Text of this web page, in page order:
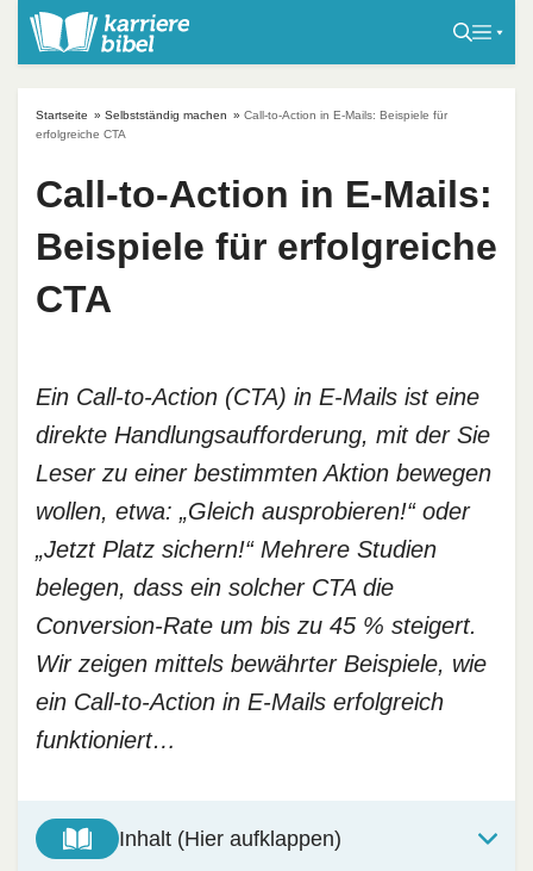
Startseite » Selbstständig machen » Call-to-Action in E-Mails: Beispiele für
erfolgreiche CTA
Call-to-Action in E-Mails:
Beispiele für erfolgreiche
CTA
Ein Call-to-Action (CTA) in E-Mails ist eine
direkte Handlungsaufforderung, mit der Sie
Leser zu einer bestimmten Aktion bewegen
wollen, etwa: „Gleich ausprobieren!“ oder
„Jetzt Platz sichern!“ Mehrere Studien
belegen, dass ein solcher CTA die
Conversion-Rate um bis zu 45 % steigert.
Wir zeigen mittels bewährter Beispiele, wie
ein Call-to-Action in E-Mails erfolgreich
funktioniert…
Inhalt (Hier aufklappen)